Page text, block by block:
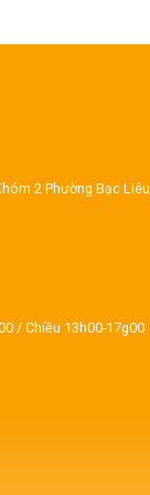
2 Phường Bạc Liêu,
/ Chiều 13h00-17g00